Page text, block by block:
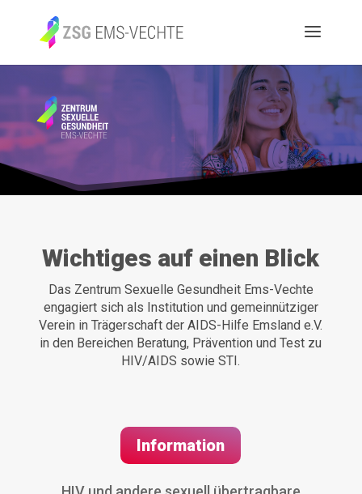
Wichtiges auf einen Blick
Das Zentrum Sexuelle Gesundheit Ems-Vechte
engagiert sich als Institution und gemeinnütziger
Verein in Trägerschaft der AIDS-Hilfe Emsland e.V.
in den Bereichen Beratung, Prävention und Test zu
HIV/AIDS sowie STI.
Information